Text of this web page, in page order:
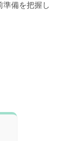
準備を把握し